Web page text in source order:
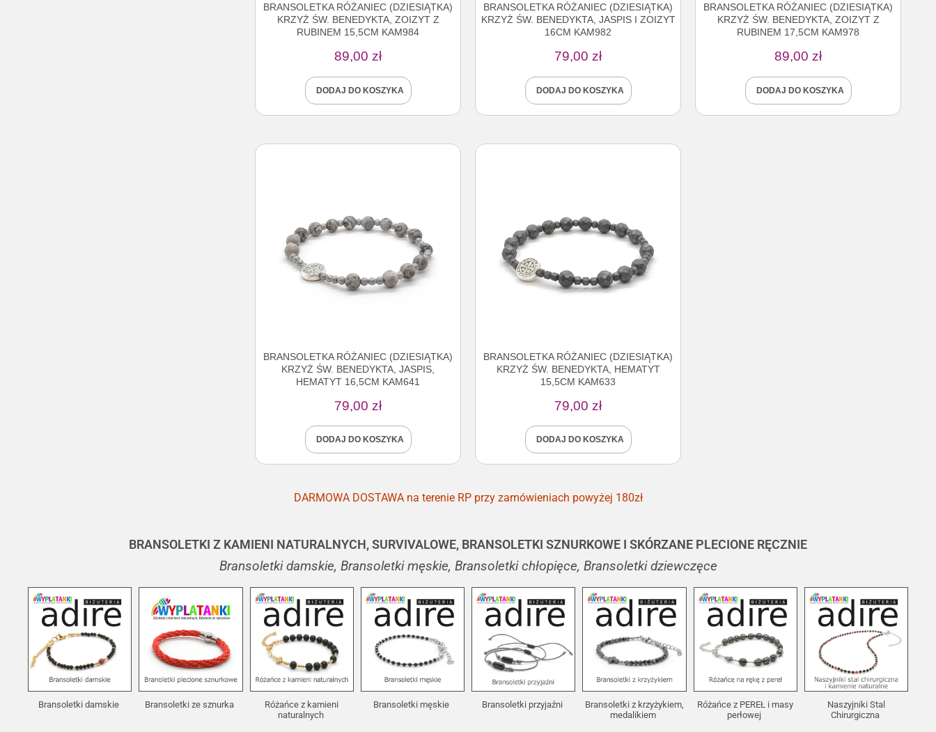
BRANSOLETKA RÓŻANIEC (DZIESIĄTKA)
KRZYŻ ŚW. BENEDYKTA, ZOIZYT Z
RUBINEM 15,5CM KAM984
89,00 zł
DODAJ DO KOSZYKA
BRANSOLETKA RÓŻANIEC (DZIESIĄTKA)
KRZYŻ ŚW. BENEDYKTA, JASPIS I ZOIZYT
16CM KAM982
79,00 zł
DODAJ DO KOSZYKA
BRANSOLETKA RÓŻANIEC (DZIESIĄTKA)
KRZYŻ ŚW. BENEDYKTA, ZOIZYT Z
RUBINEM 17,5CM KAM978
89,00 zł
DODAJ DO KOSZYKA
BRANSOLETKA RÓŻANIEC (DZIESIĄTKA)
KRZYŻ ŚW. BENEDYKTA, JASPIS,
HEMATYT 16,5CM KAM641
79,00 zł
DODAJ DO KOSZYKA
BRANSOLETKA RÓŻANIEC (DZIESIĄTKA)
KRZYŻ ŚW. BENEDYKTA, HEMATYT
15,5CM KAM633
79,00 zł
DODAJ DO KOSZYKA
DARMOWA DOSTAWA na terenie RP przy zamówieniach powyżej 180zł
BRANSOLETKI Z KAMIENI NATURALNYCH, SURVIVALOWE, BRANSOLETKI SZNURKOWE I SKÓRZANE PLECIONE RĘCZNIE
Bransoletki damskie, Bransoletki męskie, Bransoletki chłopięce, Bransoletki dziewczęce
Bransoletki damskie Bransoletki ze sznurka
Różańce z kamieni
naturalnych
Bransoletki męskie Bransoletki przyjaźni
Bransoletki z krzyżykiem,
medalikiem
Różańce z PEREŁ i masy
perłowej
Naszyjniki Stal
Chirurgiczna